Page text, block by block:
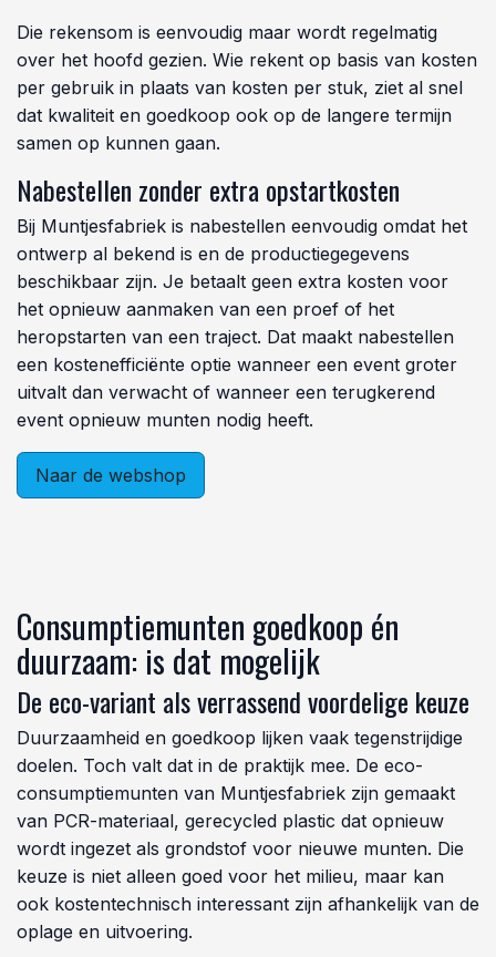
Die rekensom is eenvoudig maar wordt regelmatig
over het hoofd gezien. Wie rekent op basis van kosten
per gebruik in plaats van kosten per stuk, ziet al snel
dat kwaliteit en goedkoop ook op de langere termijn
samen op kunnen gaan.
Nabestellen zonder extra opstartkosten
Bij Muntjesfabriek is nabestellen eenvoudig omdat het
ontwerp al bekend is en de productiegegevens
beschikbaar zijn. Je betaalt geen extra kosten voor
het opnieuw aanmaken van een proef of het
heropstarten van een traject. Dat maakt nabestellen
een kostenefficiënte optie wanneer een event groter
uitvalt dan verwacht of wanneer een terugkerend
event opnieuw munten nodig heeft.
Naar de webshop
Consumptiemunten goedkoop én
duurzaam: is dat mogelijk
De eco-variant als verrassend voordelige keuze
Duurzaamheid en goedkoop lijken vaak tegenstrijdige
doelen. Toch valt dat in de praktijk mee. De eco-
consumptiemunten van Muntjesfabriek zijn gemaakt
van PCR-materiaal, gerecycled plastic dat opnieuw
wordt ingezet als grondstof voor nieuwe munten. Die
keuze is niet alleen goed voor het milieu, maar kan
ook kostentechnisch interessant zijn afhankelijk van de
oplage en uitvoering.